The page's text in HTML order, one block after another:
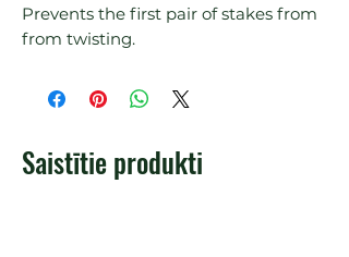
Prevents the first pair of stakes from
from twisting.
Saistītie produkti